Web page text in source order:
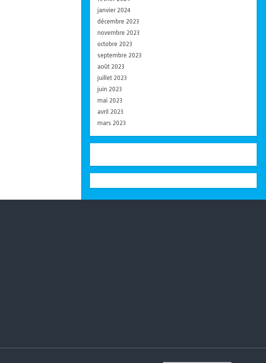
janvier 2024
décembre 2023
novembre 2023
octobre 2023
septembre 2023
août 2023
juillet 2023
juin 2023
mai 2023
avril 2023
mars 2023